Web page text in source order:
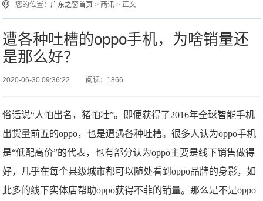
您的位置： 广东之窗首页 > 商讯 > 正文
遭各种吐槽的oppo手机，为啥销量还
是那么好？
2020-06-30 09:36:22 阅读：1866
俗话说“人怕出名，猪怕壮”。即便获得了2016年全球智能手机
出货量前五的oppo，也是遭遇各种吐槽。很多人认为oppo手机
是“低配高价”的代表，也有部分认为oppo主要是线下销售做得
好，几乎在每个县级城市都可以随处看到oppo品牌的身影，如
此多的线下实体店帮助oppo获得不菲的销量。那么是不是oppo